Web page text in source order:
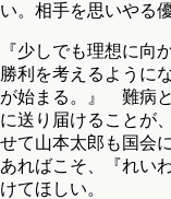
い。相手を思いやる
『少しでも理想に向
勝利を考えるように
が始まる。』 難病
に送り届けることが
せて山本太郎も国会
あればこそ、『れい
けてほしい。